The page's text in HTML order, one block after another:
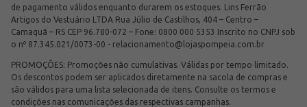
de pagamento válidos enquanto durarem os estoques. Lins Ferrão
Artigos do Vestuário LTDA Rua Júlio de Castilhos, 404 – Centro –
Camaquã – RS CEP 96.780-072 – Fone: 0800 000 5353 Inscrito no CNPJ sob
o nº 87.345.021/0073-00 - relacionamento@lojaspompeia.com.br
PROMOÇÕES: Promoções não cumulativas. Válidas por tempo limitado.
Os descontos podem ser aplicados diretamente na sacola de compras e
são válidos para uma lista selecionada de itens. Consulte os termos e
condições nas comunicações das respectivas campanhas.